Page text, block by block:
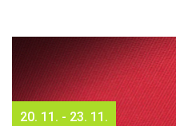
20. 11. - 23. 11.